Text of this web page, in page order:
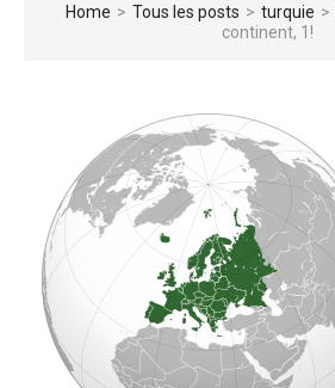
Home > Tous les posts > turquie >
continent, 1!